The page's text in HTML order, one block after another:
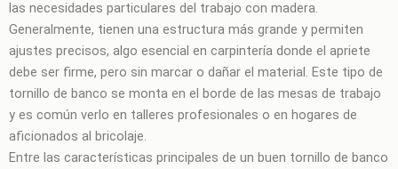
las necesidades particulares del trabajo con madera.
Generalmente, tienen una estructura más grande y permiten
ajustes precisos, algo esencial en carpintería donde el apriete
debe ser firme, pero sin marcar o dañar el material. Este tipo de
tornillo de banco se monta en el borde de las mesas de trabajo
y es común verlo en talleres profesionales o en hogares de
aficionados al bricolaje.
Entre las características principales de un buen tornillo de banco